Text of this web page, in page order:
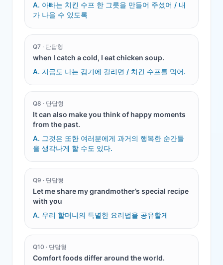
A. 아빠는 치킨 수프 한 그릇을 만들어 주셨어 / 내
가 나을 수 있도록
Q7 · 단답형
when I catch a cold, I eat chicken soup.
A. 지금도 나는 감기에 걸리면 / 치킨 수프를 먹어.
Q8 · 단답형
It can also make you think of happy moments
from the past.
A. 그것은 또한 여러분에게 과거의 행복한 순간들
을 생각나게 할 수도 있다.
Q9 · 단답형
Let me share my grandmother’s special recipe
with you
A. 우리 할머니의 특별한 요리법을 공유할게
Q10 · 단답형
Comfort foods differ around the world.